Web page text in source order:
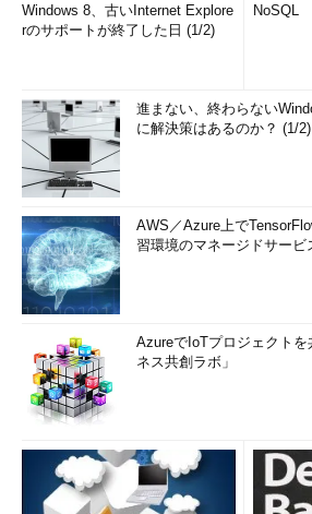
Windows 8、古いInternet Explore
rのサポートが終了した日 (1/2)
NoSQL
進まない、終わらない
に解決策はあるのか？ (1/2)
AWS／Azure上で
習環境のマネージドサービ
AzureでIoTプロジェクト
ネス共創ラボ」